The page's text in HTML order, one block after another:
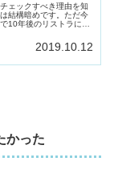
ェックすべき理由を知
結構暗めです。ただ今
10年後のリストラに備
2019.10.12
かった